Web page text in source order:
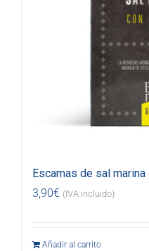
Escamas de sal
3,90€ (IVA incluido)
Añadir al carrito